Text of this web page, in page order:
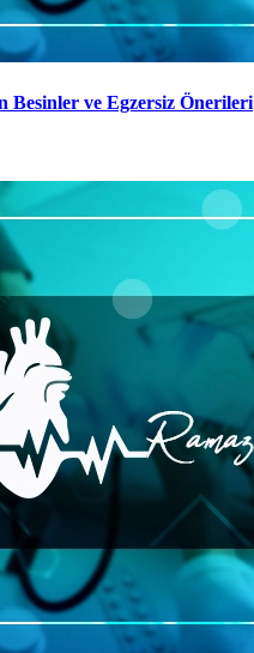
Besinler ve Egzersiz Önerileri